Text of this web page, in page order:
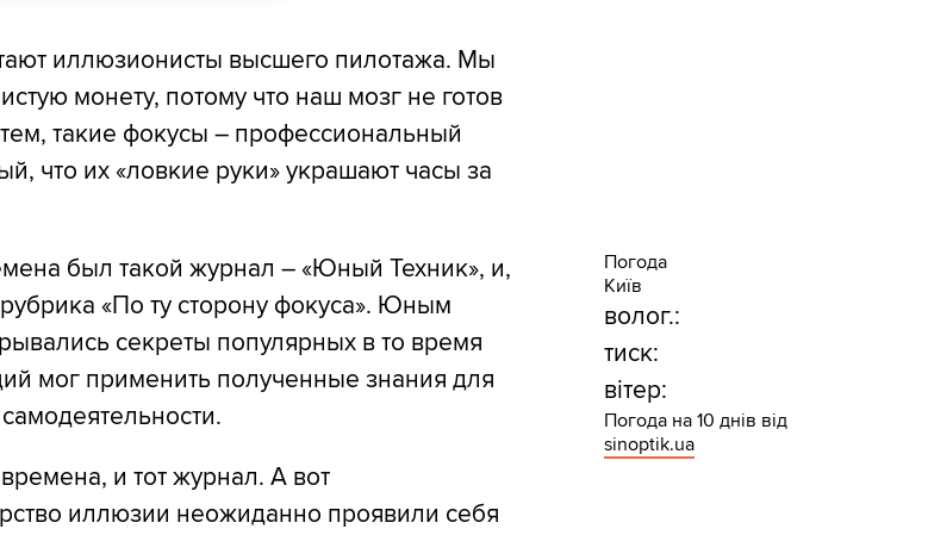
иллюзионисты высшего пилотажа. Мы
монету, потому что наш мозг не готов
такие фокусы – профессиональный
что их «ловкие руки» украшают часы за
был такой журнал – «Юный Техник», и,
«По ту сторону фокуса». Юным
секреты популярных в то время
мог применить полученные знания для
и тот журнал. А вот
иллюзии неожиданно проявили себя
Погода
Київ
волог.:
тиск:
вітер:
Погода на 10 днів від
sinoptik.ua